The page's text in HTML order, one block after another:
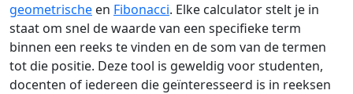
geometrische en Fibonacci. Elke calculator stelt je in
staat om snel de waarde van een specifieke term
binnen een reeks te vinden en de som van de termen
tot die positie. Deze tool is geweldig voor studenten,
docenten of iedereen die geïnteresseerd is in reeksen